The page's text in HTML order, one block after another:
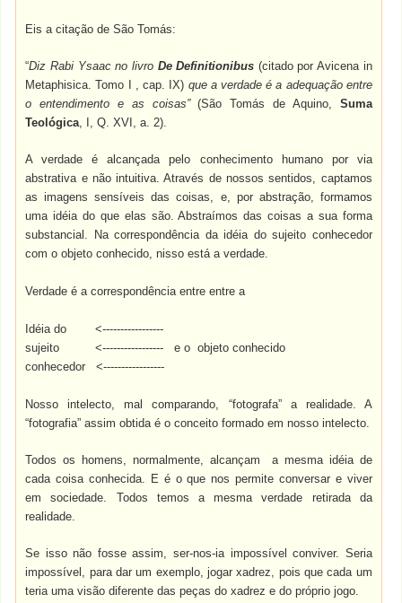
Eis a citação de São Tomás:
“Diz Rabi Ysaac no livro De Definitionibus (citado por Avicena in
Metaphisica. Tomo I , cap. IX) que a verdade é a adequação entre
o entendimento e as coisas”(São Tomás de Aquino, Suma
Teológica, I, Q. XVI, a. 2).
A verdade é alcançada pelo conhecimento humano por via
abstrativa e não intuitiva. Através de nossos sentidos, captamos
as imagens sensíveis das coisas, e, por abstração, formamos
uma idéia do que elas são. Abstraímos das coisas a sua forma
substancial. Na correspondência da idéia do sujeito conhecedor
com o objeto conhecido, nisso está a verdade.
Verdade é a correspondência entre entre a
Idéia do <-----------------
sujeito <----------------- e o objeto conhecido
conhecedor <-----------------
Nosso intelecto, mal comparando, “fotografa” a realidade. A
“fotografia” assim obtida é o conceito formado em nosso intelecto.
Todos os homens, normalmente, alcançam a mesma idéia de
cada coisa conhecida. E é o que nos permite conversar e viver
em sociedade. Todos temos a mesma verdade retirada da
realidade.
Se isso não fosse assim, ser-nos-ia impossível conviver. Seria
impossível, para dar um exemplo, jogar xadrez, pois que cada um
teria uma visão diferente das peças do xadrez e do próprio jogo.